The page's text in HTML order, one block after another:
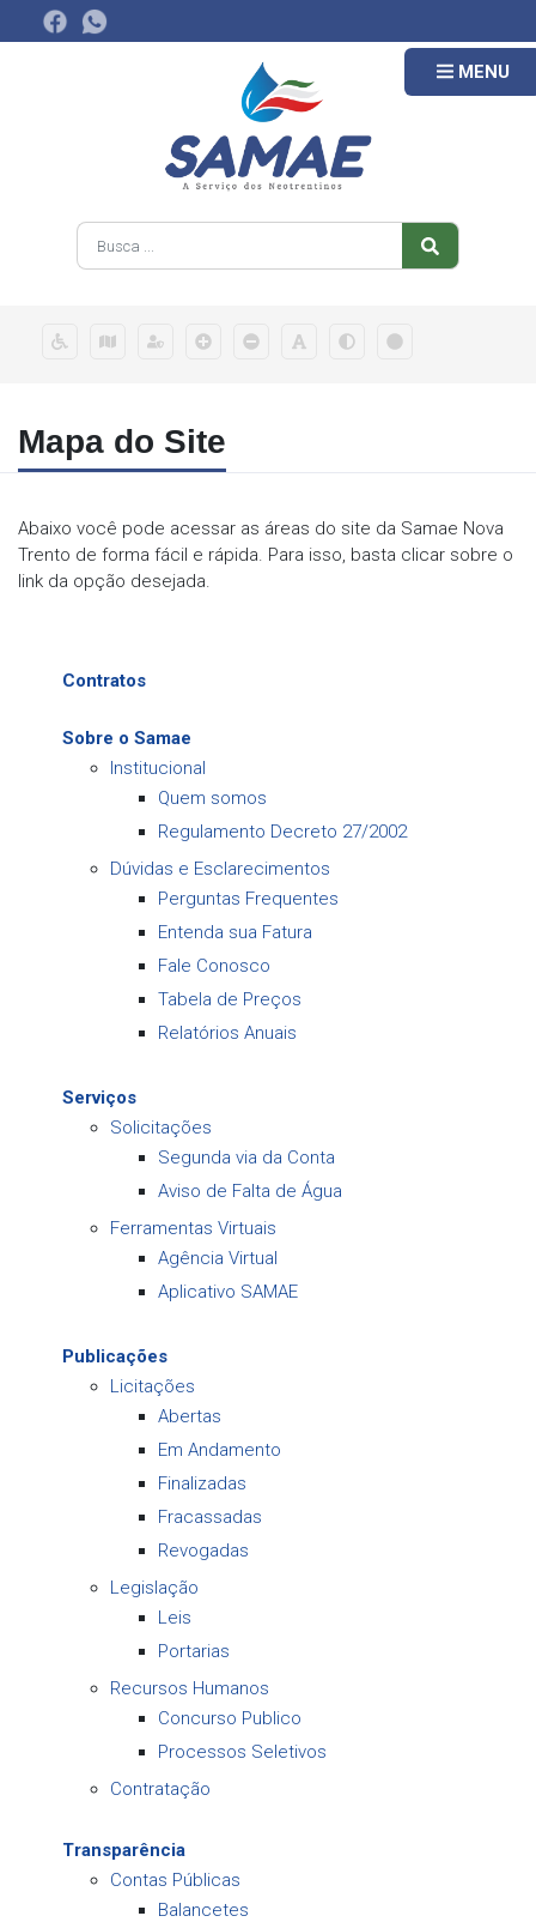
MENU
Mapa do Site
Abaixo você pode acessar as áreas do site da Samae Nova
Trento de forma fácil e rápida. Para isso, basta clicar sobre o
link da opção desejada.
Contratos
Sobre o Samae
Institucional
Quem somos
Regulamento Decreto 27/2002
Dúvidas e Esclarecimentos
Perguntas Frequentes
Entenda sua Fatura
Fale Conosco
Tabela de Preços
Relatórios Anuais
Serviços
Solicitações
Segunda via da Conta
Aviso de Falta de Água
Ferramentas Virtuais
Agência Virtual
Aplicativo SAMAE
Publicações
Licitações
Abertas
Em Andamento
Finalizadas
Fracassadas
Revogadas
Legislação
Leis
Portarias
Recursos Humanos
Concurso Publico
Processos Seletivos
Contratação
Transparência
Contas Públicas
Balancetes